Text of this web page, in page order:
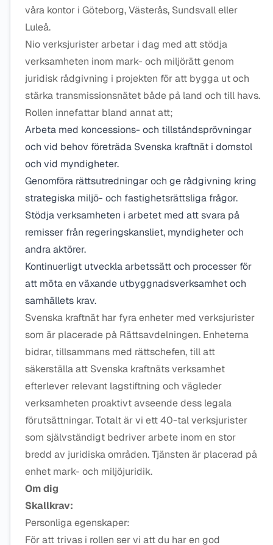
våra kontor i Göteborg, Västerås, Sundsvall eller
Luleå.
Nio verksjurister arbetar i dag med att stödja
verksamheten inom mark- och miljörätt genom
juridisk rådgivning i projekten för att bygga ut och
stärka transmissionsnätet både på land och till havs.
Rollen innefattar bland annat att;
Arbeta med koncessions- och tillståndsprövningar
och vid behov företräda Svenska kraftnät i domstol
och vid myndigheter.
Genomföra rättsutredningar och ge rådgivning kring
strategiska miljö- och fastighetsrättsliga frågor.
Stödja verksamheten i arbetet med att svara på
remisser från regeringskansliet, myndigheter och
andra aktörer.
Kontinuerligt utveckla arbetssätt och processer för
att möta en växande utbyggnadsverksamhet och
samhällets krav.
Svenska kraftnät har fyra enheter med verksjurister
som är placerade på Rättsavdelningen. Enheterna
bidrar, tillsammans med rättschefen, till att
säkerställa att Svenska kraftnäts verksamhet
efterlever relevant lagstiftning och vägleder
verksamheten proaktivt avseende dess legala
förutsättningar. Totalt är vi ett 40-tal verksjurister
som självständigt bedriver arbete inom en stor
bredd av juridiska områden. Tjänsten är placerad på
enhet mark- och miljöjuridik.
Om dig
Skallkrav:
Personliga egenskaper:
För att trivas i rollen ser vi att du har en god